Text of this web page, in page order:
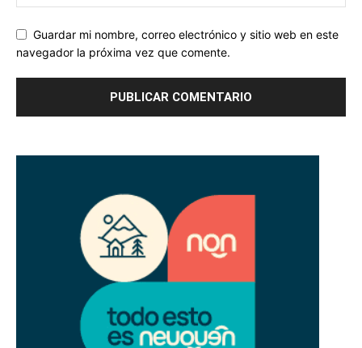
Guardar mi nombre, correo electrónico y sitio web en este
navegador la próxima vez que comente.